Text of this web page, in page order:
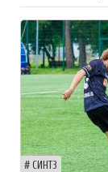
СИНТЗ